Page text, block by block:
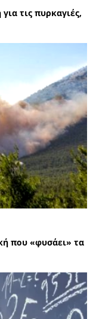
τις πυρκαγιές,
που «φυσάει» τα